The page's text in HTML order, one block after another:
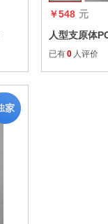
￥548 元
人型支原体
已有0 人评价